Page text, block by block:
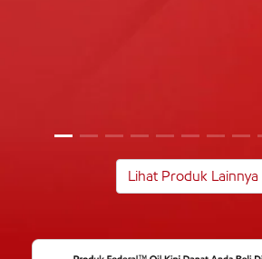
Lihat Produk Lainnya